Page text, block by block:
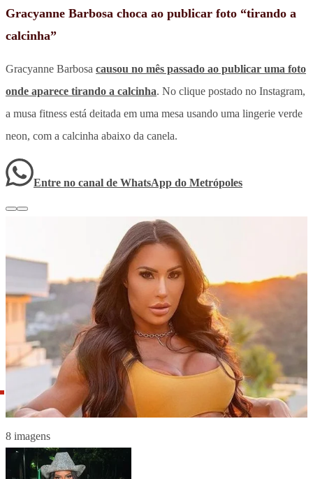
Gracyanne Barbosa choca ao publicar foto “tirando a
calcinha”
Gracyanne Barbosa causou no mês passado ao publicar uma foto
onde aparece tirando a calcinha. No clique postado no Instagram,
a musa fitness está deitada em uma mesa usando uma lingerie verde
neon, com a calcinha abaixo da canela.
Entre no canal de WhatsApp do Metrópoles
8 imagens